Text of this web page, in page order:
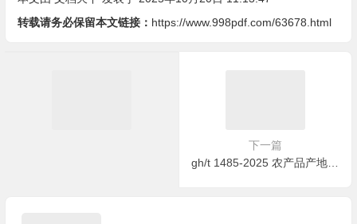
转载请务必保留本文链接： https://www.998pdf.com/63678.html
下一篇
gh/t 1485-2025 农产品产地冷链集配中心建设与运营规范